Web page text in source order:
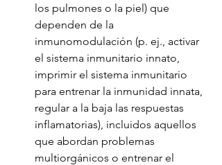
los pulmones o la piel) que
dependen de la
inmunomodulación (p. ej., activar
el sistema inmunitario innato,
imprimir el sistema inmunitario
para entrenar la inmunidad innata,
regular a la baja las respuestas
inflamatorias), incluidos aquellos
que abordan problemas
multiorgánicos o entrenar el